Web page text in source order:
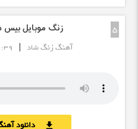
5 زنگ موبایل بیس
آهنگ زنگ شاد |
download دانلود